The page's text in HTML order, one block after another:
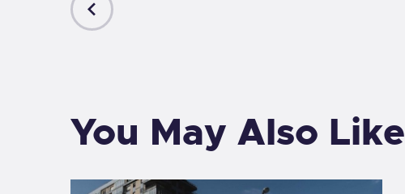
You May Also Like